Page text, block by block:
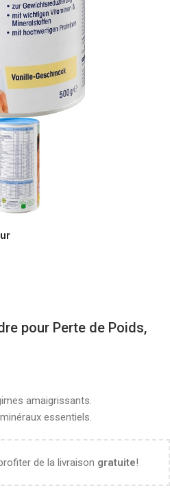
pour Perte de Poids,
amaigrissants.
essentiels.
de la livraison gratuite!